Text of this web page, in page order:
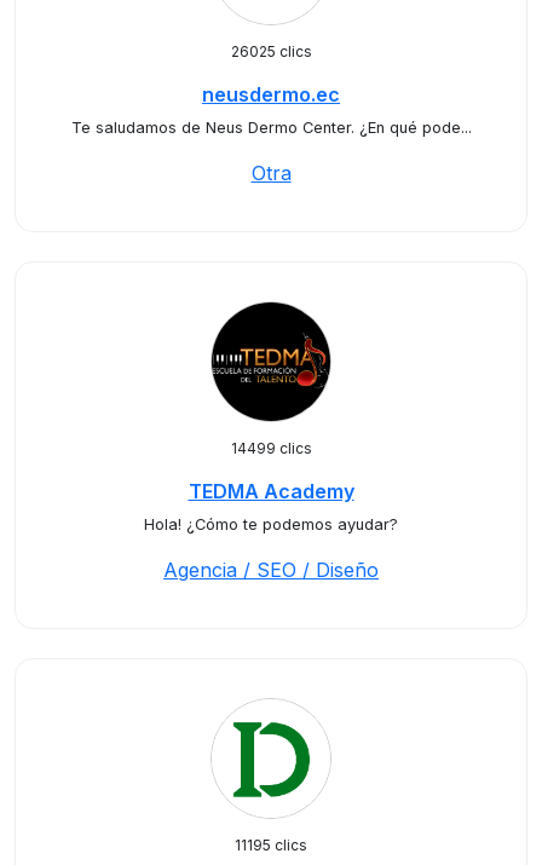
26025 clics
neusdermo.ec
Te saludamos de Neus Dermo Center. ¿En qué pode...
Otra
14499 clics
TEDMA Academy
Hola! ¿Cómo te podemos ayudar?
Agencia / SEO / Diseño
11195 clics